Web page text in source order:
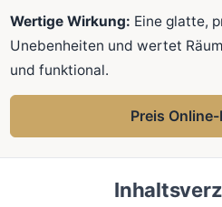
Wertige Wirkung: Eine glatte,
Unebenheiten und wertet
und funktional.
Preis